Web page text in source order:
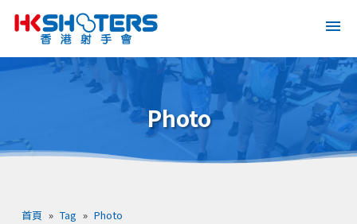
Photo
首頁 » Tag » Photo